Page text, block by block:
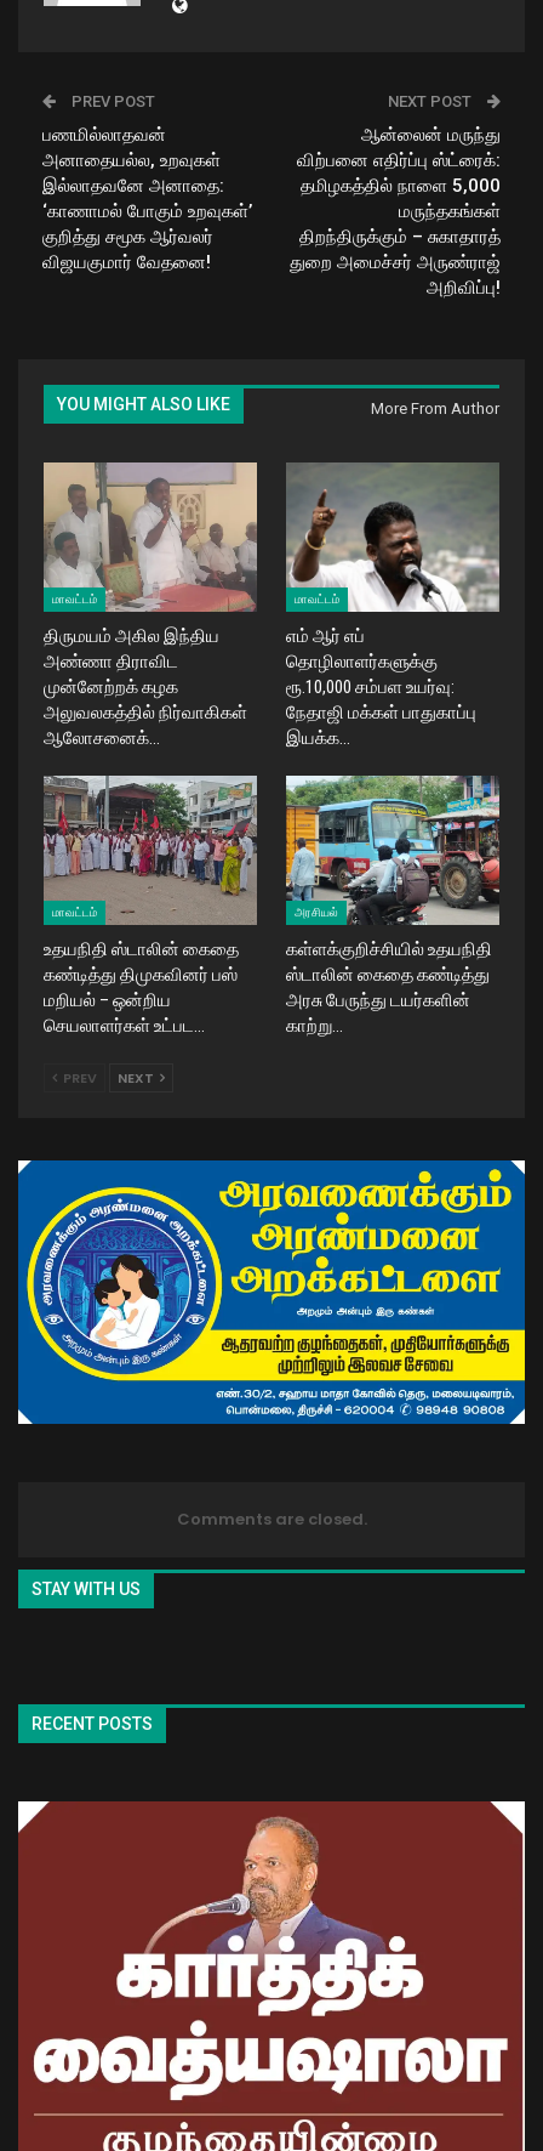
PREV POST
பணமில்லாதவன்
அனாதையல்ல, உறவுகள்
இல்லாதவனே அனாதை:
‘காணாமல் போகும் உறவுகள்’
குறித்து சமூக ஆர்வலர்
விஜயகுமார் வேதனை!
NEXT POST
ஆன்லைன் மருந்து
விற்பனை எதிர்ப்பு ஸ்ட்ரைக்:
தமிழகத்தில் நாளை 5,000
மருந்தகங்கள்
திறந்திருக்கும் – சுகாதாரத்
துறை அமைச்சர் அருண்ராஜ்
அறிவிப்பு!
YOU MIGHT ALSO LIKE More From Author
மாவட்டம்
திருமயம் அகில இந்திய
அண்ணா திராவிட
முன்னேற்றக் கழக
அலுவலகத்தில் நிர்வாகிகள்
ஆலோசனைக்…
மாவட்டம்
எம் ஆர் எப்
தொழிலாளர்களுக்கு
ரூ.10,000 சம்பள உயர்வு:
நேதாஜி மக்கள் பாதுகாப்பு
இயக்க…
மாவட்டம்
உதயநிதி ஸ்டாலின் கைதை
கண்டித்து திமுகவினர் பஸ்
மறியல் – ஒன்றிய
செயலாளர்கள் உட்பட…
அரசியல்
கள்ளக்குறிச்சியில் உதயநிதி
ஸ்டாலின் கைதை கண்டித்து
அரசு பேருந்து டயர்களின்
காற்று…
PREV NEXT
Comments are closed.
STAY WITH US
RECENT POSTS